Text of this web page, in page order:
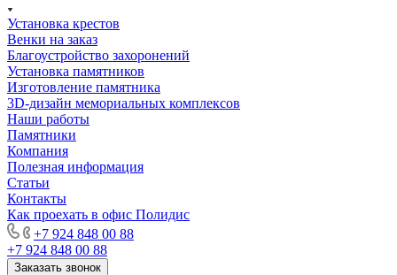
Установка крестов
Венки на заказ
Благоустройство захоронений
Установка памятников
Изготовление памятника
3D-дизайн мемориальных комплексов
Наши работы
Памятники
Компания
Полезная информация
Статьи
Контакты
Как проехать в офис Полидис
+7 924 848 00 88
+7 924 848 00 88
Заказать звонок